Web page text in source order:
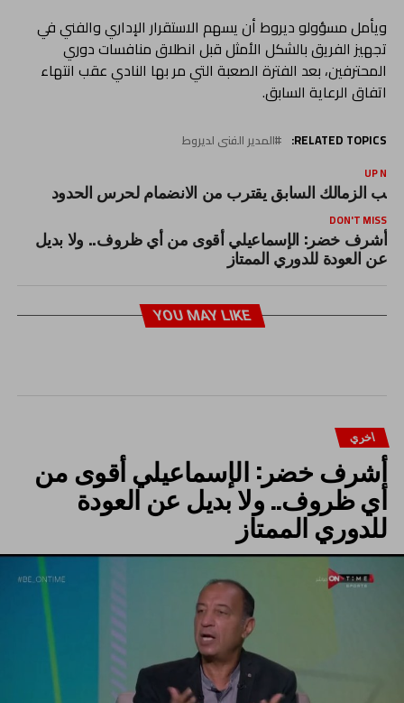
ويأمل مسؤولو ديروط أن يسهم الاستقرار الإداري والفني في
تجهيز الفريق بالشكل الأمثل قبل انطلاق منافسات دوري
المحترفين، بعد الفترة الصعبة التي مر بها النادي عقب انتهاء
اتفاق الرعاية السابق.
RELATED TOPICS: المدير الفنى لديروط
UP
الزمالك السابق يقترب من الانضمام لحرس الحدود
DON'T MISS
أشرف خضر: الإسماعيلي أقوى من أي ظروف.. ولا بديل
عن العودة للدوري الممتاز
YOU MAY LIKE
اخري
أشرف خضر: الإسماعيلي أقوى من
أي ظروف.. ولا بديل عن العودة
للدوري الممتاز